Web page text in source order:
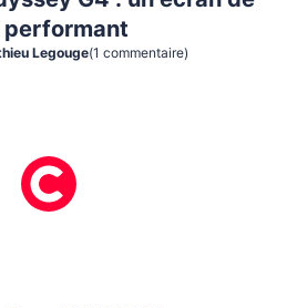
performant
Legouge(1 commentaire)